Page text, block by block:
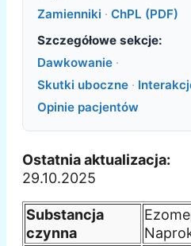
Zamienniki · ChPL (PDF)
Szczegółowe sekcje:
Dawkowanie ·
Skutki uboczne ·
Opinie pacjentów
Ostatnia aktualizacja:
29.10.2025
Substancja
czynna